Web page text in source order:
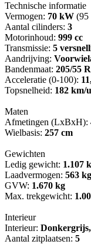
Technische informatie
Vermogen: 70 kW (95
Aantal cilinders: 3
Motorinhoud: 999 cc
Transmissie: 5
Aandrijving:
Bandenmaat: 205/55
Acceleratie (0-100):
Topsnelheid: 182 km/u
Maten
Afmetingen (LxBxH):
Wielbasis: 257 cm
Gewichten
Ledig gewicht: 1.107
Laadvermogen: 563 kg
GVW: 1.670 kg
Max. trekgewicht:
Interieur
Interieur:
Aantal zitplaatsen: 5